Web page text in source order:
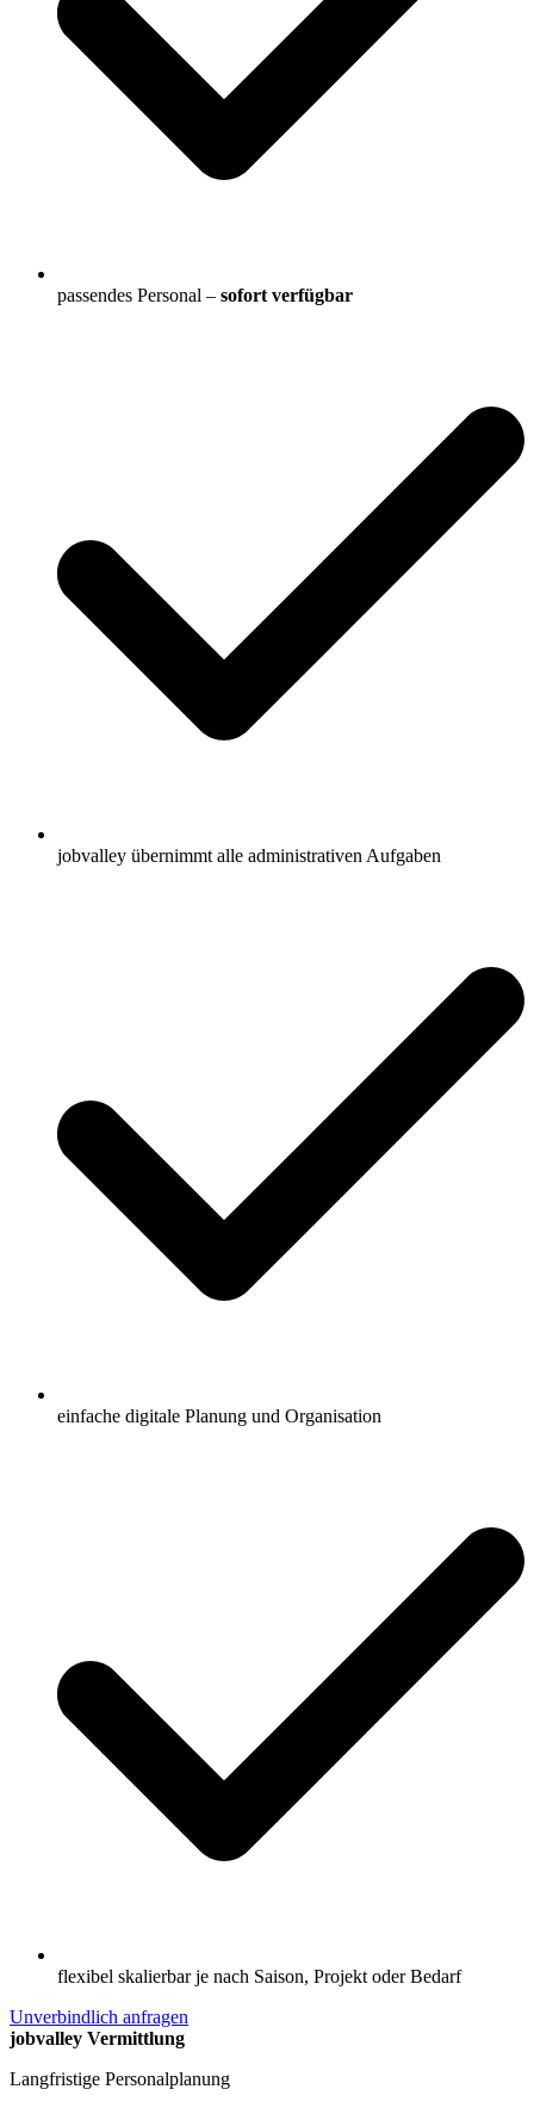
passendes Personal – sofort verfügbar
jobvalley übernimmt alle administrativen Aufgaben
einfache digitale Planung und Organisation
flexibel skalierbar je nach Saison, Projekt oder Bedarf
Unverbindlich anfragen
jobvalley Vermittlung
Langfristige Personalplanung